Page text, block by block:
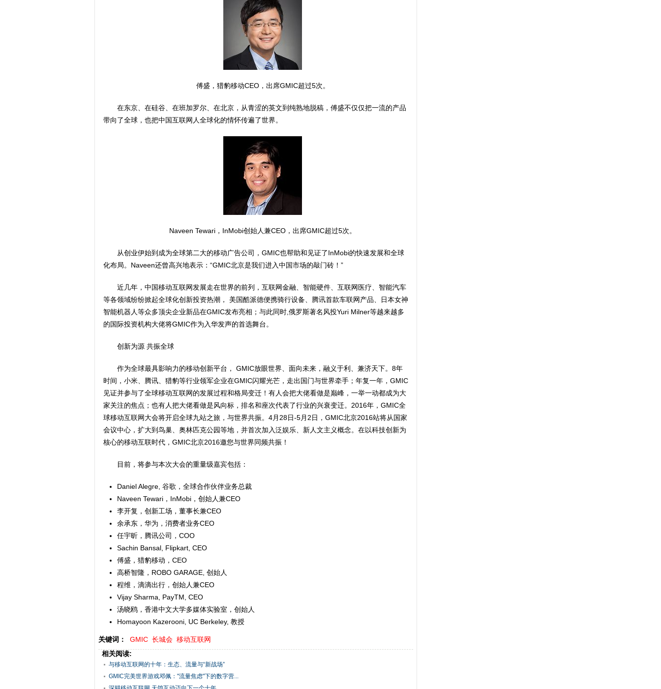
傅盛，猎豹移动CEO，出席GMIC超过5次。
在东京、在硅谷、在班加罗尔、在北京，从青涩的英文到纯熟地脱稿，傅盛不仅仅把一流的产品
带向了全球，也把中国互联网人全球化的情怀传遍了世界。
Naveen Tewari，InMobi创始人兼CEO，出席GMIC超过5次。
从创业伊始到成为全球第二大的移动广告公司，GMIC也帮助和见证了InMobi的快速发展和全球
化布局。Naveen还曾高兴地表示：“GMIC北京是我们进入中国市场的敲门砖！”
近几年，中国移动互联网发展走在世界的前列，互联网金融、智能硬件、互联网医疗、智能汽车
等各领域纷纷掀起全球化创新投资热潮， 美国酷派德便携骑行设备、腾讯首款车联网产品、日本女神
智能机器人等众多顶尖企业新品在GMIC发布亮相；与此同时,俄罗斯著名风投Yuri Milner等越来越多
的国际投资机构大佬将GMIC作为入华发声的首选舞台。
创新为源 共振全球
作为全球最具影响力的移动创新平台， GMIC放眼世界、面向未来，融义于利、兼济天下。8年
时间，小米、腾讯、猎豹等行业领军企业在GMIC闪耀光芒，走出国门与世界牵手；年复一年，GMIC
见证并参与了全球移动互联网的发展过程和格局变迁！有人会把大佬看做是巅峰，一举一动都成为大
家关注的焦点；也有人把大佬看做是风向标，排名和座次代表了行业的兴衰变迁。2016年，GMIC全
球移动互联网大会将开启全球九站之旅，与世界共振。4月28日-5月2日，GMIC北京2016站将从国家
会议中心，扩大到鸟巢、奥林匹克公园等地，并首次加入泛娱乐、新人文主义概念。在以科技创新为
核心的移动互联时代，GMIC北京2016邀您与世界同频共振！
目前，将参与本次大会的重量级嘉宾包括：
Daniel Alegre, 谷歌，全球合作伙伴业务总裁
Naveen Tewari，InMobi，创始人兼CEO
李开复，创新工场，董事长兼CEO
余承东，华为，消费者业务CEO
任宇昕，腾讯公司，COO
Sachin Bansal, Flipkart, CEO
傅盛，猎豹移动，CEO
高桥智隆，ROBO GARAGE, 创始人
程维，滴滴出行，创始人兼CEO
Vijay Sharma, PayTM, CEO
汤晓鸥，香港中文大学多媒体实验室，创始人
Homayoon Kazerooni, UC Berkeley, 教授
关键词： GMIC 长城会 移动互联网
相关阅读:
与移动互联网的十年：生态、流量与“新战场”
GMIC完美世界游戏邓佩："流量焦虑"下的数字营...